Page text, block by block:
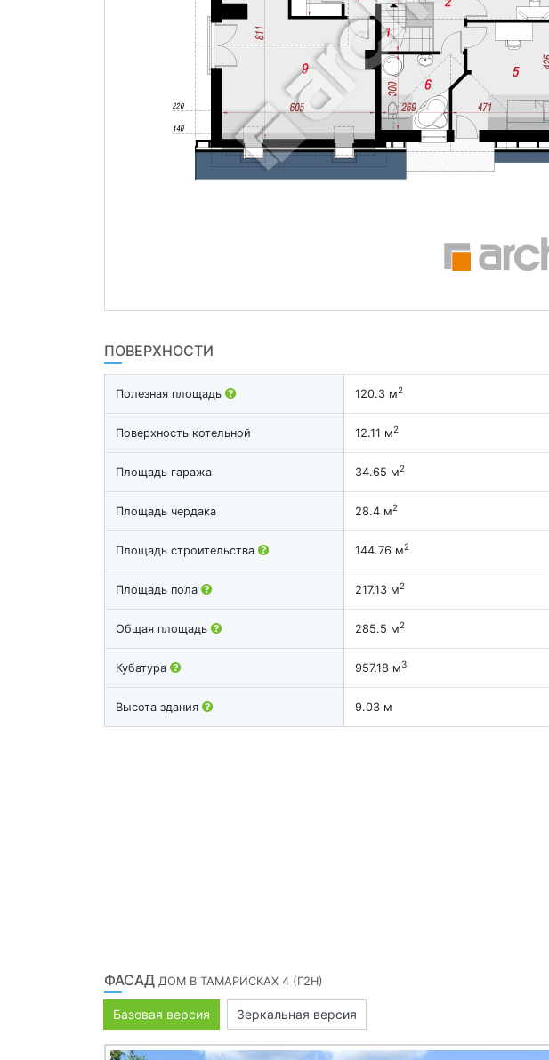
ПОВЕРХНОСТИ
Полезная площадь 120.3 м2
Поверхность котельной 12.11 м2
Площадь гаража 34.65 м2
Площадь чердака 28.4 м2
Площадь строительства 144.76 м2
Площадь пола 217.13 м2
Общая площадь 285.5 м2
Кубатура 957.18 м3
Высота здания 9.03 м
ФАСАД ДОМ В ТАМАРИСКАХ 4 (Г2Н)
Базовая версия Зеркальная версия